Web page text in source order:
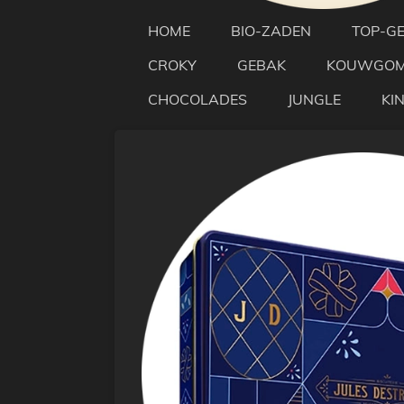
HOME BIO-ZADEN TOP-
CROKY
GEBAK
CHOCOLADES
JUNGLE